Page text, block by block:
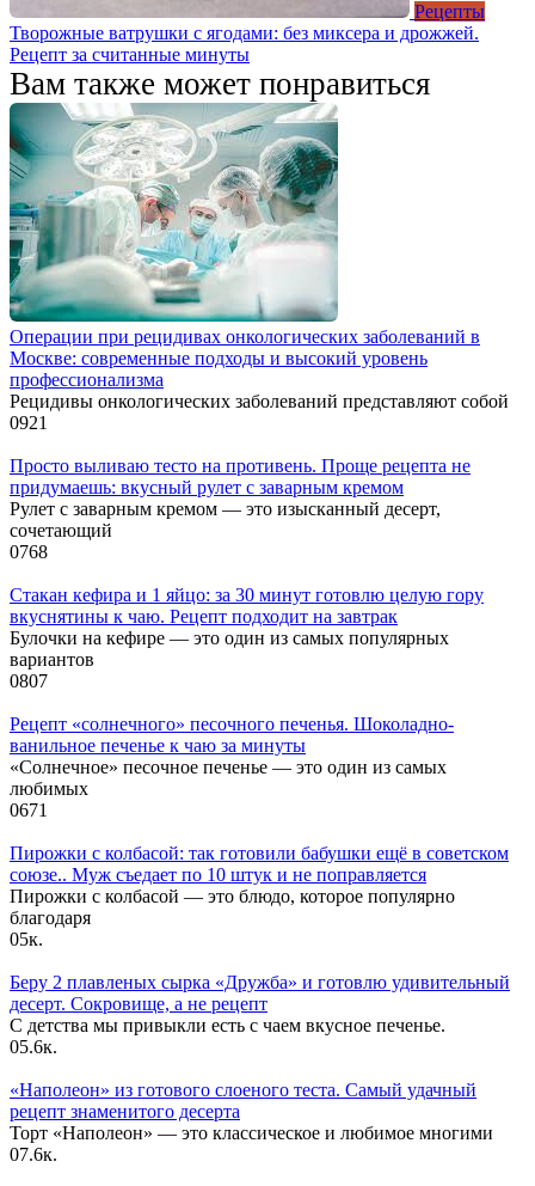
Рецепты
Творожные ватрушки с ягодами: без миксера и дрожжей.
Рецепт за считанные минуты
Вам также может понравиться
Операции при рецидивах онкологических заболеваний в
Москве: современные подходы и высокий уровень
профессионализма
Рецидивы онкологических заболеваний представляют собой
0921
Просто выливаю тесто на противень. Проще рецепта не
придумаешь: вкусный рулет с заварным кремом
Рулет с заварным кремом — это изысканный десерт,
сочетающий
0768
Стакан кефира и 1 яйцо: за 30 минут готовлю целую гору
вкуснятины к чаю. Рецепт подходит на завтрак
Булочки на кефире — это один из самых популярных
вариантов
0807
Рецепт «солнечного» песочного печенья. Шоколадно-
ванильное печенье к чаю за минуты
«Солнечное» песочное печенье — это один из самых
любимых
0671
Пирожки с колбасой: так готовили бабушки ещё в советском
союзе.. Муж съедает по 10 штук и не поправляется
Пирожки с колбасой — это блюдо, которое популярно
благодаря
05к.
Беру 2 плавленых сырка «Дружба» и готовлю удивительный
десерт. Сокровище, а не рецепт
С детства мы привыкли есть с чаем вкусное печенье.
05.6к.
«Наполеон» из готового слоеного теста. Самый удачный
рецепт знаменитого десерта
Торт «Наполеон» — это классическое и любимое многими
07.6к.